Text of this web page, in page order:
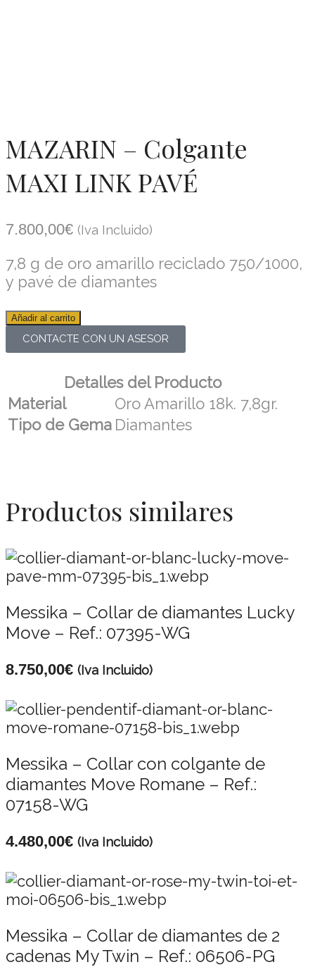
MAZARIN – Colgante
MAXI LINK PAVÉ
7.800,00€ (Iva Incluido)
7,8 g de oro amarillo reciclado 750/1000,
y pavé de diamantes
Añadir al carrito
CONTACTE CON UN ASESOR
Detalles del Producto
Material
Oro Amarillo 18k. 7,8gr.
Tipo de Gema Diamantes
Productos similares
Messika – Collar de diamantes Lucky
Move – Ref.: 07395-WG
8.750,00€ (Iva Incluido)
Messika – Collar con colgante de
diamantes Move Romane – Ref.:
07158-WG
4.480,00€ (Iva Incluido)
Messika – Collar de diamantes de 2
cadenas My Twin – Ref.: 06506-PG